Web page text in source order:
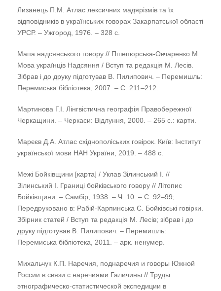
Лизанець П.М. Атлас лексичних мадярізмів та їх
відповідників в українських говорах Закарпатської області
УРСР. – Ужгород, 1976. – 328 с.
Мапа надсянського говору // Пшепюрська-Овчаренко М.
Мова українців Надсяння / Вступ та редакція М. Лесів.
Зібрав і до друку підготував В. Пилипович. – Перемишль:
Перемиська бібліотека, 2007. – С. 211–212.
Мартинова Г.І. Лінгвістична географія Правобережної
Черкащини. – Черкаси: Відлуння, 2000. – 265 с.: карти.
Марєєв Д.А. Атлас східнополіських говірок. Київ: Інститут
української мови НАН України, 2019. – 488 с.
Межі Бойківщини [карта] / Уклав Зілинський І. //
Зілинський І. Границі бойківського говору // Літопис
Бойківщини. – Самбір, 1938. – Ч. 10. – С. 92–99;
Передруковано в: Рабій-Карпинська С. Бойківські говірки.
Збірник статей / Вступ та редакція М. Лесів; зібрав і до
друку підготував В. Пилипович. – Перемишль:
Перемиська бібліотека, 2011. – арк. ненумер.
Михальчук К.П. Наречия, поднаречия и говоры Южной
России в связи c наречиями Галичины // Труды
этнографическо-статистической экспедиции в